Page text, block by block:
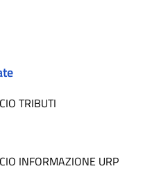
TRIBUTI
INFORMAZIONE URP